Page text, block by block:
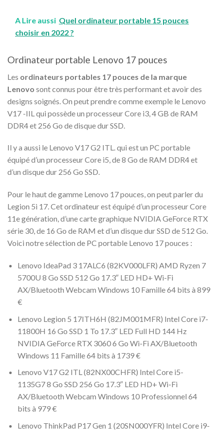
A Lire aussi Quel ordinateur portable 15 pouces
choisir en 2022 ?
Ordinateur portable Lenovo 17 pouces
Les ordinateurs portables 17 pouces de la marque
Lenovo sont connus pour être très performant et avoir des
designs soignés. On peut prendre comme exemple le Lenovo
V17 -IIL qui possède un processeur Core i3, 4 GB de RAM
DDR4 et 256 Go de disque dur SSD.
Il y a aussi le Lenovo V17 G2 ITL. qui est un PC portable
équipé d’un processeur Core i5, de 8 Go de RAM DDR4 et
d’un disque dur 256 Go SSD.
Pour le haut de gamme Lenovo 17 pouces, on peut parler du
Legion 5i 17. Cet ordinateur est équipé d’un processeur Core
11egénération, d’une carte graphique NVIDIA GeForce RTX
série 30, de 16 Go de RAM et d’un disque dur SSD de 512 Go.
Voici notre sélection de PC portable Lenovo 17 pouces :
Lenovo IdeaPad 3 17ALC6 (82KV000LFR) AMD Ryzen 7
5700U 8 Go SSD 512 Go 17.3″ LED HD+ Wi-Fi
AX/Bluetooth Webcam Windows 10 Famille 64 bits à 899
€
Lenovo Legion 5 17ITH6H (82JM001MFR) Intel Core i7-
11800H 16 Go SSD 1 To 17.3″ LED Full HD 144 Hz
NVIDIA GeForce RTX 3060 6 Go Wi-Fi AX/Bluetooth
Windows 11 Famille 64 bits à 1739 €
Lenovo V17 G2 ITL (82NX00CHFR) Intel Core i5-
1135G7 8 Go SSD 256 Go 17.3″ LED HD+ Wi-Fi
AX/Bluetooth Webcam Windows 10 Professionnel 64
bits à 979 €
Lenovo ThinkPad P17 Gen 1 (20SN000YFR) Intel Core i9-